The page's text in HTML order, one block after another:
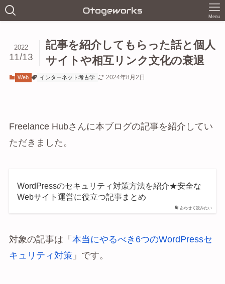
Menu
記事を紹介してもらった話と個人
サイトや相互リンク文化の衰退
2022
11/13
Web インターネット考古学 2024年8月2日
Freelance Hubさんに本ブログの記事を紹介してい
ただきました。
あわせて読みたい
WordPressのセキュリティ対策方法を紹介★安全な
Webサイト運営に役立つ記事まとめ
対象の記事は「 本当にやるべき6つのWordPressセ
キュリティ対策」です。